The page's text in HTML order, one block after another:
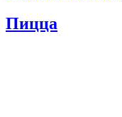
Пицца